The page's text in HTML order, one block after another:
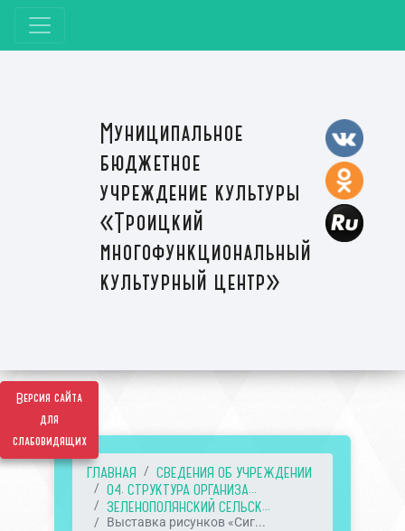
Версия сайта
для
слабовидящих
Муниципальное
бюджетное
учреждение культуры
«Троицкий
многофункциональный
культурный центр»
ГЛАВНАЯ
СВЕДЕНИЯ ОБ УЧРЕЖДЕНИИ
04. СТРУКТУРА ОРГАНИЗА...
ЗЕЛЕНОПОЛЯНСКИЙ СЕЛЬСК...
Выставка рисунков «Сиг...